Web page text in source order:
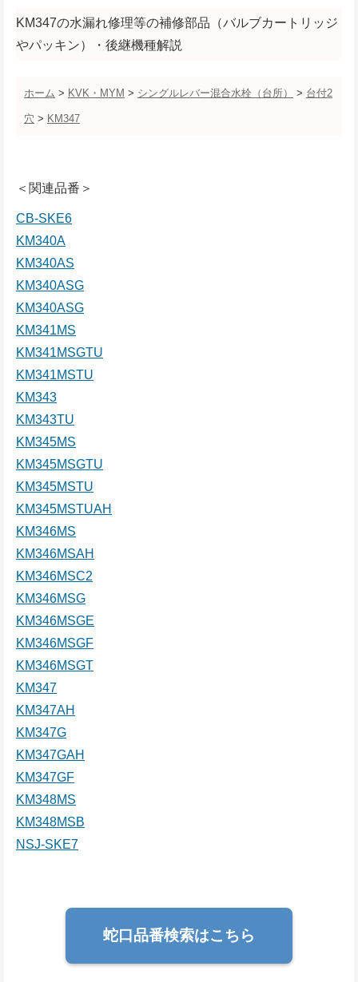
KM347の水漏れ修理等の補修部品（バルブカートリッジ
やパッキン）・後継機種解説
ホーム > KVK・MYM > シングルレバー混合水栓（台所） > 台付2
穴 > KM347
＜関連品番＞
CB-SKE6
KM340A
KM340AS
KM340ASG
KM340ASG
KM341MS
KM341MSGTU
KM341MSTU
KM343
KM343TU
KM345MS
KM345MSGTU
KM345MSTU
KM345MSTUAH
KM346MS
KM346MSAH
KM346MSC2
KM346MSG
KM346MSGE
KM346MSGF
KM346MSGT
KM347
KM347AH
KM347G
KM347GAH
KM347GF
KM348MS
KM348MSB
NSJ-SKE7
蛇口品番検索はこちら